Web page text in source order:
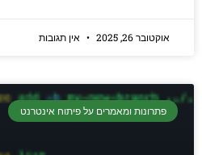
אוקטובר 26, 2025 אין תגובות
פתרונות ומאמרים על פיתוח אינטרנט